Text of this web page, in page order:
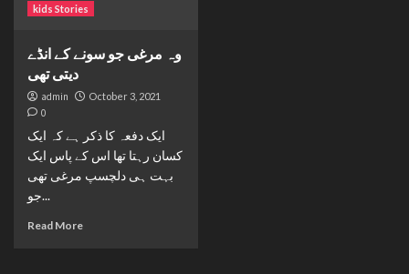
kids Stories
وہ مرغی جو سونے کے انڈے
دیتی تھی
admin October 3, 2021
0
ایک دفعہ کا ذکر ہے کہ ایک
کسان رہتا تھا اس کے پاس ایک
بہت ہی دلچسپ مرغی تھی
جو...
Read More